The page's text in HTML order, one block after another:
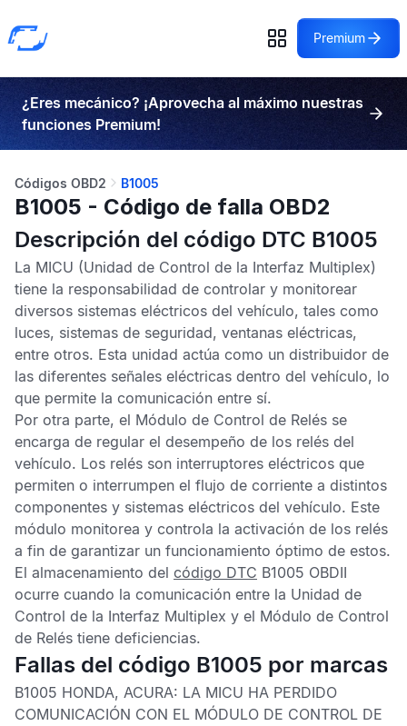
Premium
¿Eres mecánico? ¡Aprovecha al máximo nuestras
funciones Premium!
Códigos OBD2 B1005
B1005 - Código de falla OBD2
Descripción del código DTC B1005
La MICU (Unidad de Control de la Interfaz Multiplex)
tiene la responsabilidad de controlar y monitorear
diversos sistemas eléctricos del vehículo, tales como
luces, sistemas de seguridad, ventanas eléctricas,
entre otros. Esta unidad actúa como un distribuidor de
las diferentes señales eléctricas dentro del vehículo, lo
que permite la comunicación entre sí.
Por otra parte, el Módulo de Control de Relés se
encarga de regular el desempeño de los relés del
vehículo. Los relés son interruptores eléctricos que
permiten o interrumpen el flujo de corriente a distintos
componentes y sistemas eléctricos del vehículo. Este
módulo monitorea y controla la activación de los relés
a fin de garantizar un funcionamiento óptimo de estos.
El almacenamiento del código DTC B1005 OBDII
ocurre cuando la comunicación entre la Unidad de
Control de la Interfaz Multiplex y el Módulo de Control
de Relés tiene deficiencias.
Fallas del código B1005 por marcas
B1005 HONDA, ACURA: LA MICU HA PERDIDO
COMUNICACIÓN CON EL MÓDULO DE CONTROL DE